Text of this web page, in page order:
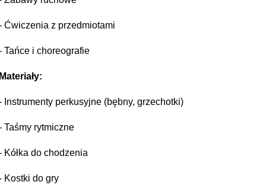
Ćwiczenia z przedmiotami
Tańce i choreografie
Instrumenty perkusyjne (bębny, grzechotki)
Taśmy rytmiczne
Kółka do chodzenia
Kostki do gry